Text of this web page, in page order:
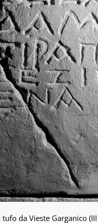
da Vieste Garganico (III